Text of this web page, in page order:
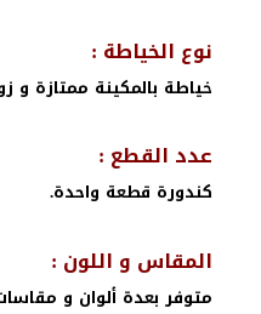
نوع الخياطة :
خياطة بالمكينة ممتازة و
عدد القطع :
كندورة قطعة واحدة.
المقاس و اللون :
متوفر بعدة ألوان و